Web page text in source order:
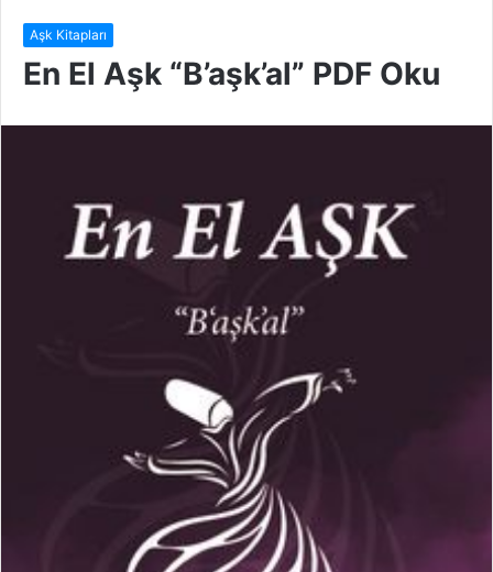
Aşk Kitapları
En El Aşk “B’aşk’al” PDF Oku